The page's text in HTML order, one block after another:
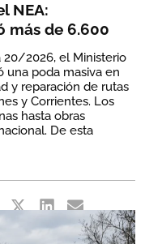
NEA:
más de 6.600
20/2026, el Ministerio
una poda masiva en
y reparación de rutas
y Corrientes. Los
hasta obras
De esta